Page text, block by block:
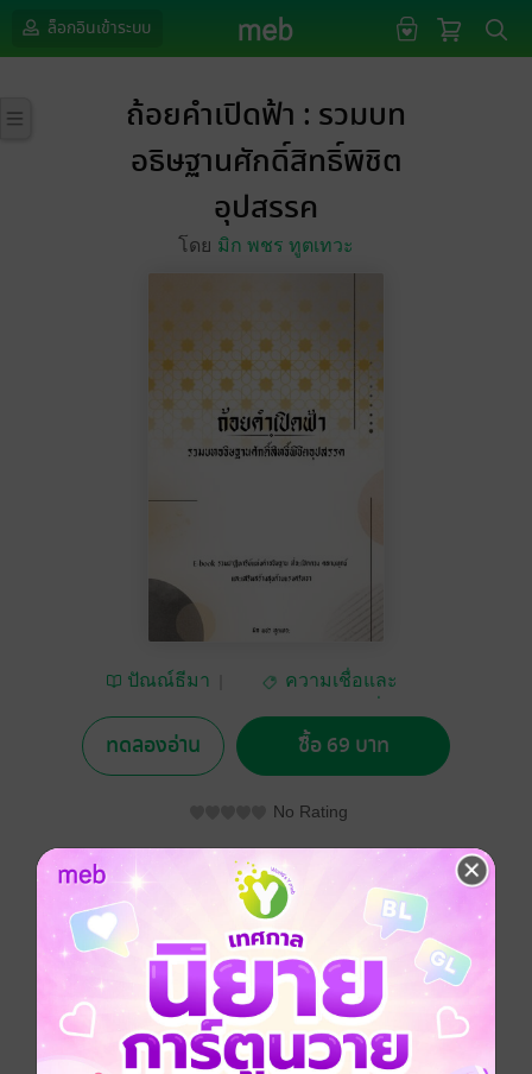
ล็อกอินเข้าระบบ
ถ้อยคำ​เปิด​ฟ้า​ : รวมบท
อธิษฐานศักดิ์สิทธิ์พิชิต
อุปสรรค
โดย มิก​ พชร​ ทูตเทวะ
ปัณณ์ธีมา
ความเชื่อและ
ทดลองอ่าน ซื้อ 69 บาท
No Rating
อยากได้ ซื้อเป็นของขวัญ แชร์
ถ้อยคำเปิดฟ้า : รวมบทอธิษฐานศักดิ์สิทธิ์พิชิตอุปสรรค
E-book รวมปาฏิหาริย์แห่งคำอธิษฐาน ที่จะเปิดดวง คลาย